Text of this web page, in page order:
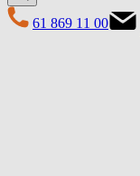
61 869 11 00